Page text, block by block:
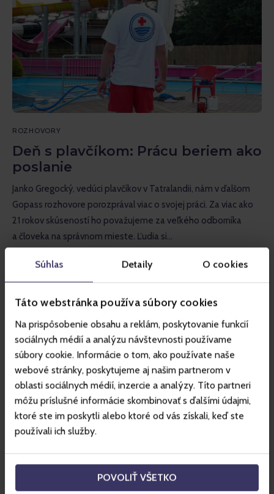
Súhlas Detaily O cookies
Táto webstránka používa súbory cookies
Na prispôsobenie obsahu a reklám, poskytovanie funkcií
sociálnych médií a analýzu návštevnosti používame
súbory cookie. Informácie o tom, ako používate naše
webové stránky, poskytujeme aj našim partnerom v
oblasti sociálnych médií, inzercie a analýzy. Títo partneri
môžu príslušné informácie skombinovať s ďalšími údajmi,
ktoré ste im poskytli alebo ktoré od vás získali, keď ste
používali ich služby.
POVOLIŤ VŠETKO
ROZHOVORY
Deň s plavčíkom: Prácu beriem ako
poslanie
Janko Gregocký, vedúci plavčíkov v Tatralandii, nám v ďalšom
Gopass rozhovore porozprával viac o svojej práci. Za viac ako
21 rokov skúseností ho považujeme za veľkého odborníka
a človeka na správnom mieste. Ľudia si…
Veľké letné porovnanie
aquaparkov na Liptove